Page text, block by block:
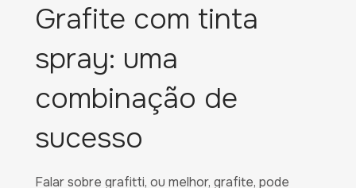
Grafite com tinta
spray: uma
combinação de
sucesso
Falar sobre grafitti, ou melhor, grafite, pode